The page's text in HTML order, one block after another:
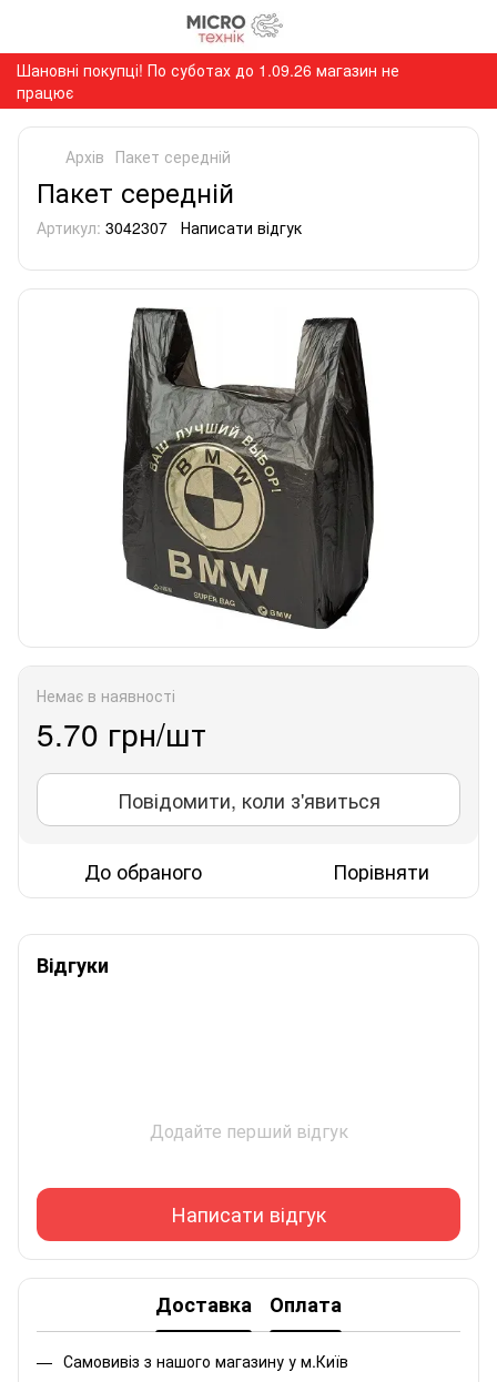
Шановні покупці! По суботах до 1.09.26 магазин не
працює
Архів Пакет середній
Пакет середній
Артикул: 3042307 Написати відгук
Немає в наявності
5.70 грн/шт
Повідомити, коли з'явиться
До обраного Порівняти
Відгуки
Додайте перший відгук
Написати відгук
Доставка Оплата
Самовивіз з нашого магазину у м.Київ